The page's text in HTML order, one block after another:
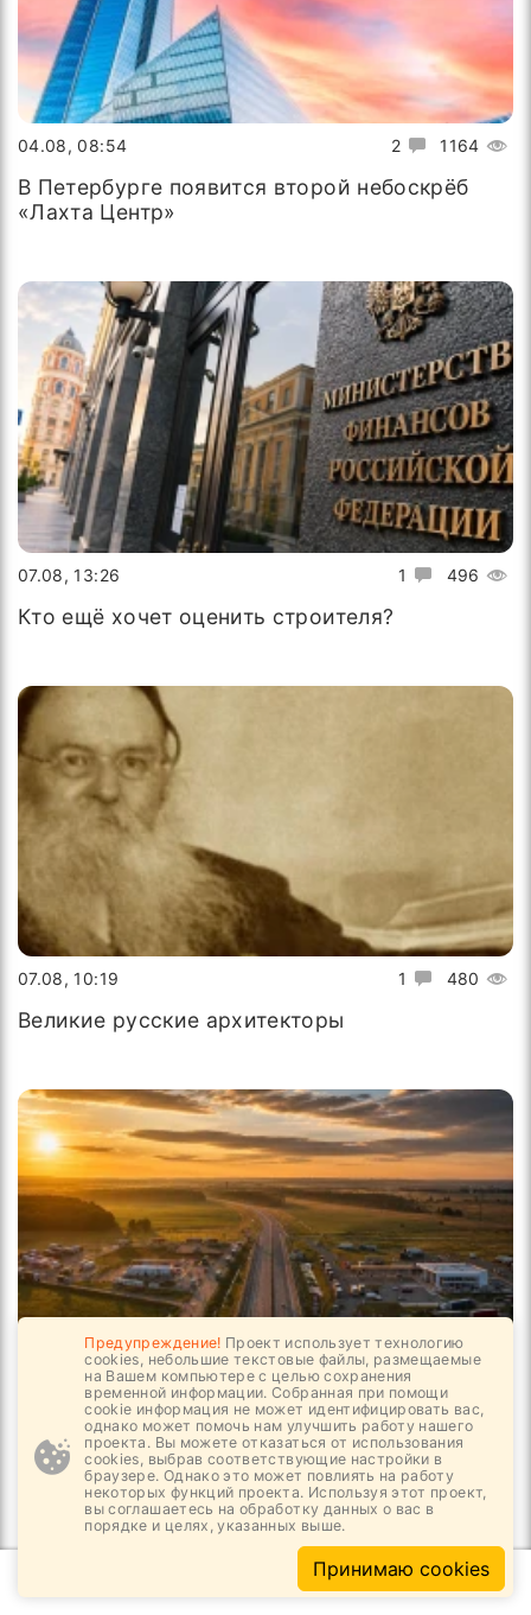
2 1164
04.08, 08:54
В Петербурге появится второй небоскрёб
«Лахта Центр»
1 496
07.08, 13:26
Кто ещё хочет оценить строителя?
1 480
07.08, 10:19
Великие русские архитекторы
1
07.08, 08:54
Путешествовать по трассам становится
удобнее
Предупреждение! Проект использует технологию
cookies, небольшие текстовые файлы, размещаемые
на Вашем компьютере с целью сохранения
временной информации. Собранная при помощи
cookie информация не может идентифицировать вас,
однако может помочь нам улучшить работу нашего
проекта. Вы можете отказаться от использования
cookies, выбрав соответствующие настройки в
браузере. Однако это может повлиять на работу
некоторых функций проекта. Используя этот проект,
вы соглашаетесь на обработку данных о вас в
порядке и целях, указанных выше.
Принимаю cookies